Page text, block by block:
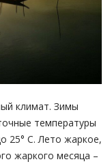
климат. Зимы
температуры
25° С. Лето жаркое,
жаркого месяца –